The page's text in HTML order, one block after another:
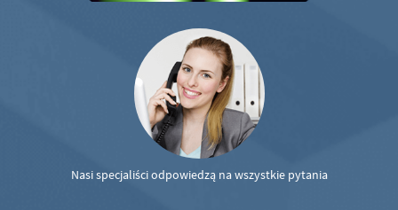
Nasi specjaliści odpowiedzą na wszystkie pytania